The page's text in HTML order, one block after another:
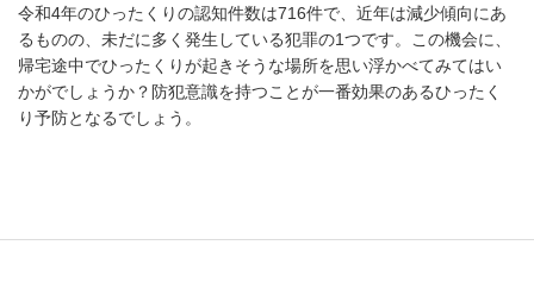
令和4年のひったくりの認知件数は716件で、近年は減少傾向にあ
るものの、未だに多く発生している犯罪の1つです。この機会に、
帰宅途中でひったくりが起きそうな場所を思い浮かべてみてはい
かがでしょうか？防犯意識を持つことが一番効果のあるひったく
り予防となるでしょう。